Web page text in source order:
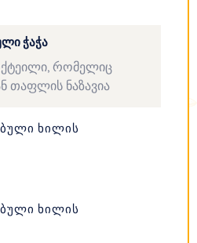
ᲭᲐᲭᲐ
რომელიც
თაფლის ნაზავია
ᲮᲘᲚᲘᲡ
ᲮᲘᲚᲘᲡ